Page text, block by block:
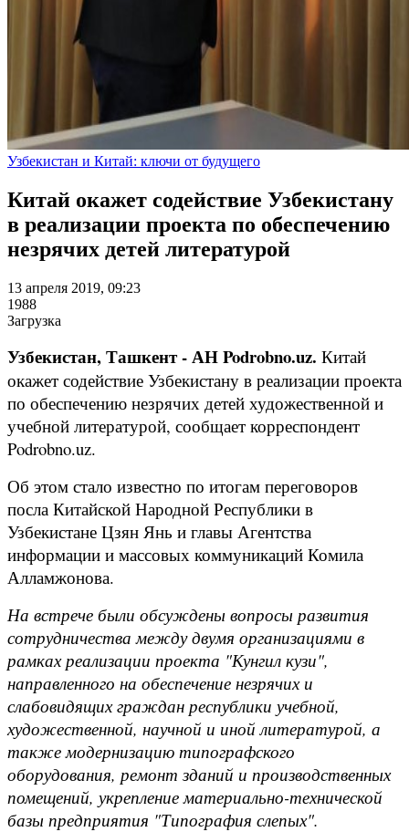
Узбекистан и Китай: ключи от будущего
Китай окажет содействие Узбекистану
в реализации проекта по обеспечению
незрячих детей литературой
13 апреля 2019, 09:23
1988
Загрузка
Узбекистан, Ташкент - АН Podrobno.uz. Китай
окажет содействие Узбекистану в реализации проекта
по обеспечению незрячих детей художественной и
учебной литературой, сообщает корреспондент
Podrobno.uz.
Об этом стало известно по итогам переговоров
посла Китайской Народной Республики в
Узбекистане Цзян Янь и главы Агентства
информации и массовых коммуникаций Комила
Алламжонова.
На встрече были обсуждены вопросы развития
сотрудничества между двумя организациями в
рамках реализации проекта "Кунгил кузи",
направленного на обеспечение незрячих и
слабовидящих граждан республики учебной,
художественной, научной и иной литературой, а
также модернизацию типографского
оборудования, ремонт зданий и производственных
помещений, укрепление материально-технической
базы предприятия "Типография слепых".